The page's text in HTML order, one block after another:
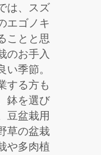
は、スズ
エゴノキ
ことと思
のお手入
季節。
する方も
鉢を選び
豆盆栽用
草の盆栽
や多肉植